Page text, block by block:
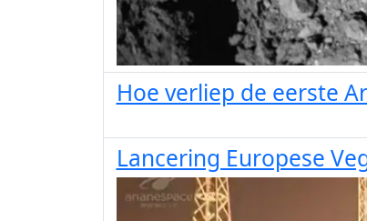
Hoe verliep de eerste
Lancering Europese